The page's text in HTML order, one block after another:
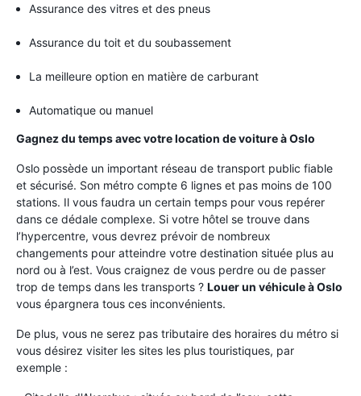
Assurance des vitres et des pneus
Assurance du toit et du soubassement
La meilleure option en matière de carburant
Automatique ou manuel
Gagnez du temps avec votre location de voiture à Oslo
Oslo possède un important réseau de transport public fiable
et sécurisé. Son métro compte 6 lignes et pas moins de 100
stations. Il vous faudra un certain temps pour vous repérer
dans ce dédale complexe. Si votre hôtel se trouve dans
l’hypercentre, vous devrez prévoir de nombreux
changements pour atteindre votre destination située plus au
nord ou à l’est. Vous craignez de vous perdre ou de passer
trop de temps dans les transports ? Louer un véhicule à Oslo
vous épargnera tous ces inconvénients.
De plus, vous ne serez pas tributaire des horaires du métro si
vous désirez visiter les sites les plus touristiques, par
exemple :